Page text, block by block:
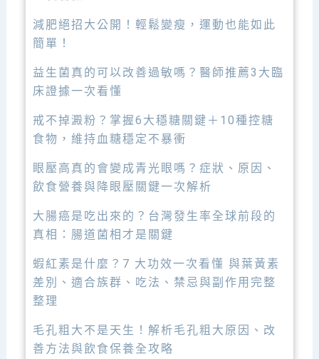
減肥絕招大公開！輕鬆變瘦，運動也能如此
簡單！
益生菌真的可以改善過敏嗎？醫師推薦3大臨
床證據一次看懂
戒不掉澱粉？掌握6大穩糖關鍵＋10種控糖
食物，維持血糖穩定不暴衝
眼壓高真的會變成青光眼嗎？症狀、原因、
飲食營養與降眼壓關鍵一次解析
大腸癌是吃出來的？台灣發生率全球前段的
真相：腸道菌相才是關鍵
蝦紅素是什麼？7 大功效一次看懂 與葉黃素
差別、適合族群、吃法、禁忌與副作用完整
整理
毛孔粗大不是天生！解析毛孔粗大原因、改
善方法與飲食保養全攻略